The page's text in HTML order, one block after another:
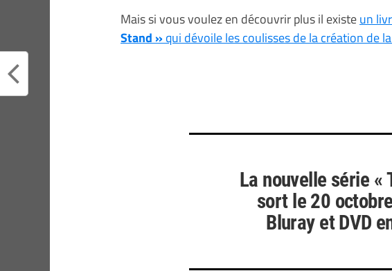
Mais si vous voulez en découvrir plus il existeun
Stand »qui dévoile les coulisses de la création de
La nouvelle série «
sort le 20
Bluray et DVD